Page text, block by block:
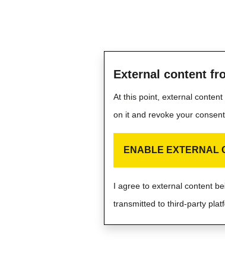
External content
At this point, external
on it and revoke your
ENABLE EXTERNAL
I agree to external content
transmitted to third-party